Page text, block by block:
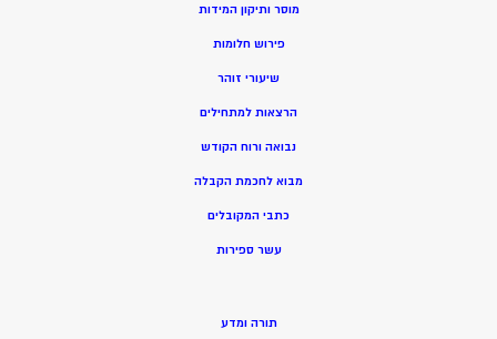
מוסר ותיקון המידות
פירוש חלומות
שיעורי זוהר
הרצאות למתחילים
נבואה ורוח הקודש
מבוא לחכמת הקבלה
כתבי המקובלים
עשר ספירות
תורה ומדע